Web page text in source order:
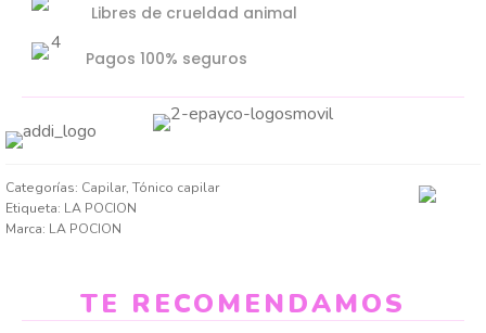
Libres de crueldad animal
Pagos 100% seguros
Categorías: Capilar, Tónico capilar
Etiqueta: LA POCION
Marca: LA POCION
TE RECOMENDAMOS